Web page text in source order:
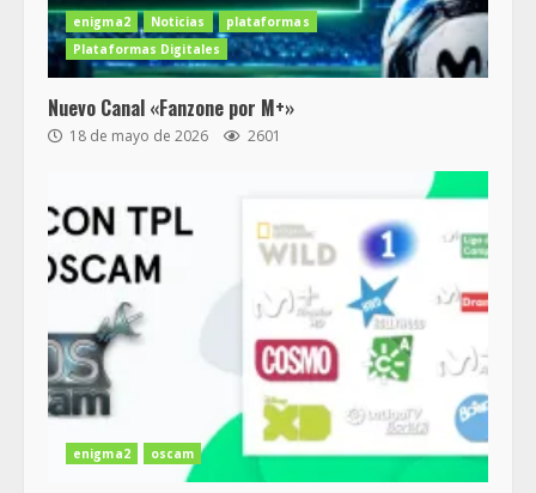
enigma2 Noticias
plataformas
Plataformas Digitales
Nuevo Canal «Fanzone por M+»
18 de mayo de 2026 2601
enigma2 oscam